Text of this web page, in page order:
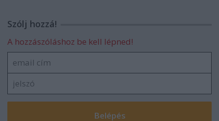
Szólj hozzá!
A hozzászóláshoz be kell lépned!